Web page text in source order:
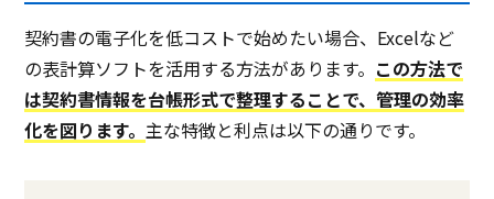
契約書の電子化を低コストで始めたい場合、Excelなど
の表計算ソフトを活用する方法があります。 この方法で
は契約書情報を台帳形式で整理することで、管理の効率
化を図ります。主な特徴と利点は以下の通りです。